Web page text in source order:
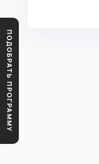
ПОДОБРАТЬ ПРОГРАММУ